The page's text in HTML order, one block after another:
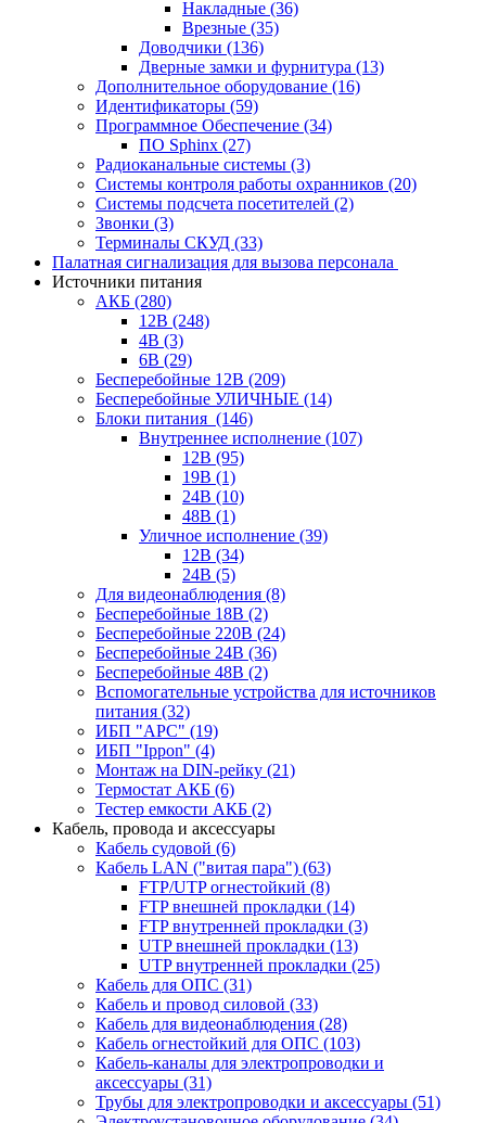
Накладные (36)
Врезные (35)
Доводчики (136)
Дверные замки и фурнитура (13)
Дополнительное оборудование (16)
Идентификаторы (59)
Программное Обеспечение (34)
ПО Sphinx (27)
Радиоканальные системы (3)
Системы контроля работы охранников (20)
Системы подсчета посетителей (2)
Звонки (3)
Терминалы СКУД (33)
Палатная сигнализация для вызова персонала
Источники питания
АКБ (280)
12В (248)
4В (3)
6В (29)
Бесперебойные 12В (209)
Бесперебойные УЛИЧНЫЕ (14)
Блоки питания (146)
Внутреннее исполнение (107)
12В (95)
19В (1)
24В (10)
48В (1)
Уличное исполнение (39)
12В (34)
24В (5)
Для видеонаблюдения (8)
Бесперебойные 18В (2)
Бесперебойные 220В (24)
Бесперебойные 24В (36)
Бесперебойные 48В (2)
Вспомогательные устройства для источников
питания (32)
ИБП "APC" (19)
ИБП "Ippon" (4)
Монтаж на DIN-рейку (21)
Термостат АКБ (6)
Тестер емкости АКБ (2)
Кабель, провода и аксессуары
Кабель судовой (6)
Кабель LAN ("витая пара") (63)
FTP/UTP огнестойкий (8)
FTP внешней прокладки (14)
FTP внутренней прокладки (3)
UTP внешней прокладки (13)
UTP внутренней прокладки (25)
Кабель для ОПС (31)
Кабель и провод силовой (33)
Кабель для видеонаблюдения (28)
Кабель огнестойкий для ОПС (103)
Кабель-каналы для электропроводки и
аксессуары (31)
Трубы для электропроводки и аксессуары (51)